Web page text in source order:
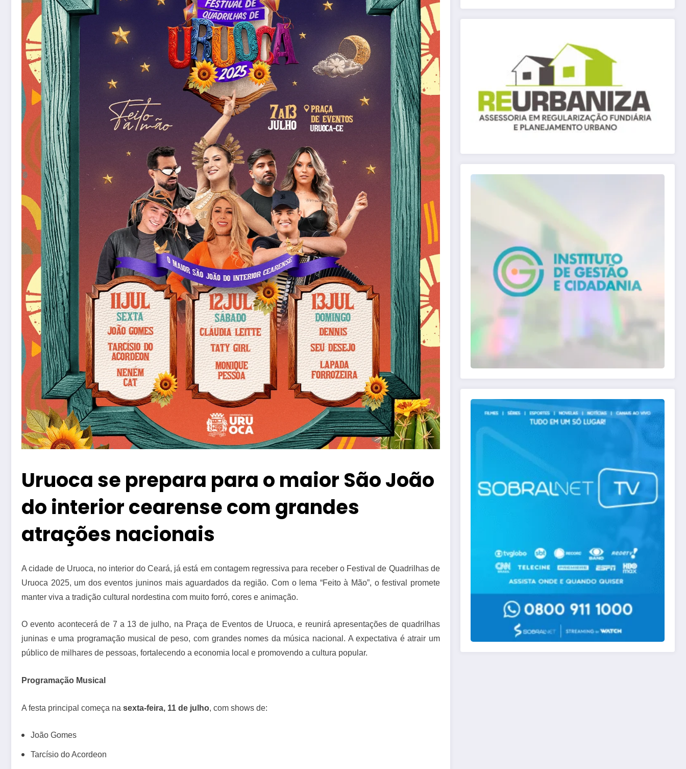
Uruoca se prepara para o maior São João
do interior cearense com grandes
atrações nacionais
A cidade de Uruoca, no interior do Ceará, já está em contagem regressiva para receber o Festival de Quadrilhas de
Uruoca 2025, um dos eventos juninos mais aguardados da região. Com o lema “Feito à Mão”, o festival promete
manter viva a tradição cultural nordestina com muito forró, cores e animação.
O evento acontecerá de 7 a 13 de julho, na Praça de Eventos de Uruoca, e reunirá apresentações de quadrilhas
juninas e uma programação musical de peso, com grandes nomes da música nacional. A expectativa é atrair um
público de milhares de pessoas, fortalecendo a economia local e promovendo a cultura popular.
Programação Musical
A festa principal começa na sexta-feira, 11 de julho, com shows de:
João Gomes
Tarcísio do Acordeon